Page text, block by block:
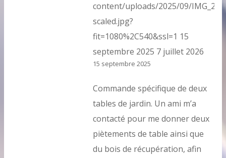
content/uploads/2025/09/
scaled.jpg?
fit=1080%2C540&ssl=1 15
septembre 2025 7 juillet 2026
15 septembre 2025
Commande spécifique de deux
tables de jardin. Un ami m’a
contacté pour me donner deux
piètements de table ainsi que
du bois de récupération, afin